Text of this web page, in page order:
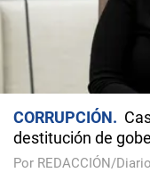
CORRUPCIÓN
destitución de
Por REDACCIÓN/